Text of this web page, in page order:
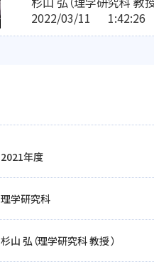
2022/03/11
2021年度
理学研究科
杉山 弘（理学研究科 教授 ）